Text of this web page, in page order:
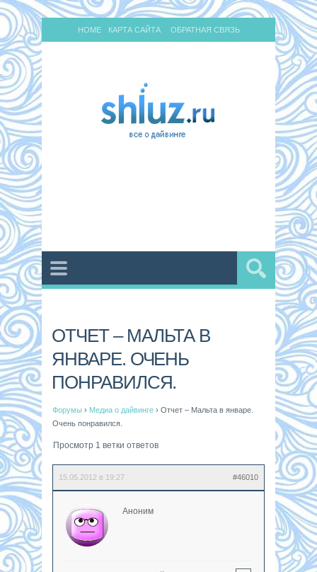
HOME КАРТА САЙТА ОБРАТНАЯ СВЯЗЬ
ОТЧЕТ – МАЛЬТА В
ЯНВАРЕ. ОЧЕНЬ
ПОНРАВИЛСЯ.
Форумы › Медиа о дайвинге › Отчет – Мальта в январе.
Очень понравился.
Просмотр 1 ветки ответов
15.05.2012 в 19:27 #46010
Аноним